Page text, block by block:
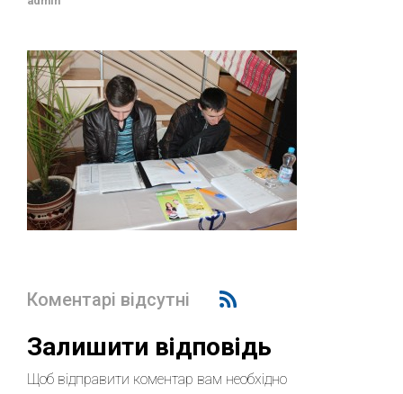
Коментарі відсутні
Залишити відповідь
Щоб відправити коментар вам необхідно